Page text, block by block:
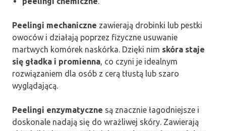
Peelingi mechaniczne zawierają drobinki lub pestki
owoców i działają poprzez fizyczne usuwanie
martwych komórek naskórka. Dzięki nim skóra staje
się gładka i promienna, co czyni je idealnym
rozwiązaniem dla osób z cerą tłustą lub szaro
wyglądającą.
Peelingi enzymatyczne są znacznie łagodniejsze i
doskonale nadają się do wrażliwej skóry. Zawierają